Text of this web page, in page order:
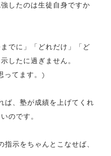
したのは生徒自身ですか
でに」「どれだけ」「ど
したに過ぎません。
ってます。)
ば、塾が成績を上げてくれ
のです。
示をちゃんとこなせば、